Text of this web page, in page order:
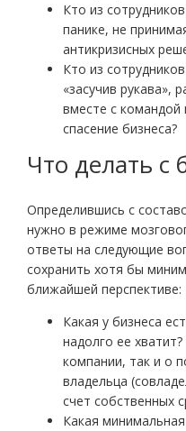
Кто из
панике, не
антикризисных
Кто из
«засучив рукава»,
вместе с командой
спасение бизнеса?
Что делать с
Определившись с
нужно в режиме
ответы на следующие
сохранить хотя бы
ближайшей перспективе:
Какая у бизнеса
надолго ее
компании, так и о
владельца
счет собственных
Какая